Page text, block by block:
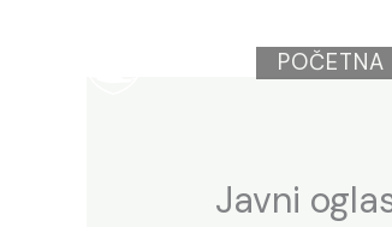
POČETNA
Javni